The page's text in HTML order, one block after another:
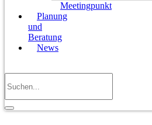
Meetingpunkt
Planung
und
Beratung
News